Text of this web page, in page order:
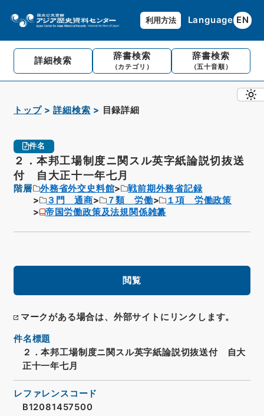
利用方法 Language EN
詳細検索 辞書検索
（カテゴリ）
辞書検索
（五十音順）
トップ 詳細検索 目録詳細
件名
２．本邦工場制度ニ関スル英字紙論説切抜送
付 自大正十一年七月
階層 外務省外交史料館
戦前期外務省記録
３門 通商
７類 労働
１項 労働政策
帝国労働政策及法規関係雑纂
閲覧
マークがある場合は、外部サイトにリンクします。
件名標題
２．本邦工場制度ニ関スル英字紙論説切抜送付 自大
正十一年七月
レファレンスコード
B12081457500